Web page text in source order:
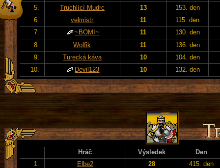
5.
Truchlící Mudrc 13
153. den
6.
velmistr 11
115. den
7.
~BOMI~ 11
130. den
8.
Wolfik 11
136. den
9.
Turecká káva 10
104. den
10.
Devil123 10 132. den
Hráč Výsledek
Den
1.
Elbe2 28
415. den